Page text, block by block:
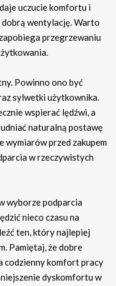
uczucie komfortu i
wentylację. Warto
przegrzewaniu
Powinno ono być
sylwetki użytkownika.
wspierać lędźwi, a
naturalną postawę
wymiarów przed zakupem
w rzeczywistych
wyborze podparcia
nieco czasu na
ten, który najlepiej
Pamiętaj, że dobre
codzienny komfort pracy
dyskomfortu w